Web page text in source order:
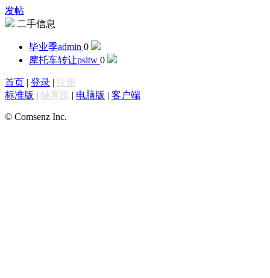
发帖
二手信息
毕业季admin 0
摩托车转让psltw 0
首页 | 登录 | 注册
标准版 | 触屏版 | 电脑版 | 客户端
© Comsenz Inc.